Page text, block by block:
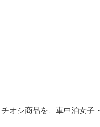
オシ商品を、車中泊女子・